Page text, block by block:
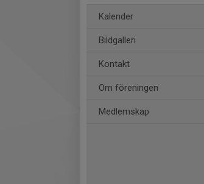
Kalender
Bildgalleri
Kontakt
Om föreningen
Medlemskap